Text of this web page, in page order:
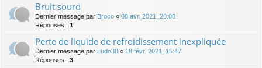
Bruit sourd
Dernier message par Broco « 08 avr. 2021, 20:08
Réponses : 1
Perte de liquide de refroidissement inexpliquée
Dernier message par Ludo38 « 18 févr. 2021, 15:47
Réponses : 3